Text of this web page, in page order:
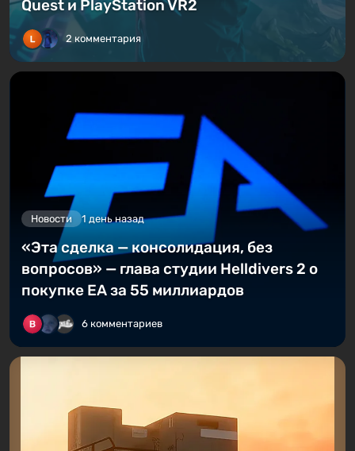
Quest и PlayStation VR2
2 комментария
Новости 1 день назад
«Эта сделка — консолидация, без
вопросов» — глава студии Helldivers 2 о
покупке EA за 55 миллиардов
6 комментариев